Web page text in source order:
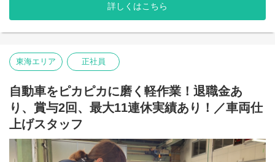
・高速に乗る際使用する自動料金支払いシステム
・危険を察知してくれるコーナーセンサー等
で軽いですし、
一度取り付け方を覚えてしまえば
作業自体はとっても簡単！
立ちっぱなし、座りっぱなしという
こともなく適度に身体を動かして働けますよ。
★20～40代の女性、主婦さんが活躍中！
家事や子育てと両立しながら働いています！
詳しくはこちら
東海エリア 正社員
自動車をピカピカに磨く軽作業！退職金あ
り、賞与2回、最大11連休実績あり！／車両仕
上げスタッフ